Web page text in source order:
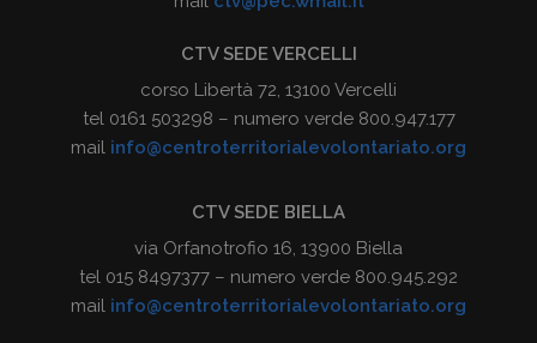
CTV SEDE VERCELLI
corso Libertà 72, 13100 Vercelli
tel 0161 503298 – numero verde 800.947.177
mail info@centroterritorialevolontariato.org
CTV SEDE BIELLA
via Orfanotrofio 16, 13900 Biella
tel 015 8497377 – numero verde 800.945.292
mail info@centroterritorialevolontariato.org